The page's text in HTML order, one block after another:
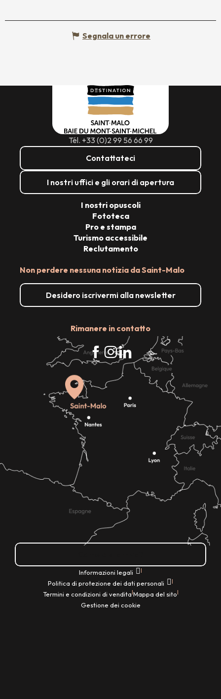
Segnala un errore
Tél. +33 (0)2 99 56 66 99
Contattateci
I nostri uffici e gli orari di apertura
Non perdere nessuna notizia da Saint-Malo
Desidero iscrivermi alla newsletter
Rimanere in contatto
I nostri opuscoli
Fototeca
Pro e stampa
Turismo accessibile
Reclutamento
Informazioni legali |
Politica di protezione dei dati personali |
Termini e condizioni di vendita|Mappa del sito|
Gestione dei cookie